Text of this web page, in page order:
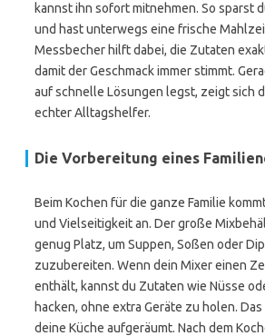
kannst ihn sofort mitnehmen. So sparst
und hast unterwegs eine frische
Messbecher hilft dabei, die Zutaten
damit der Geschmack immer stimmt.
auf schnelle Lösungen legst, zeigt sich
echter Alltagshelfer.
Die Vorbereitung eines
Beim Kochen für die ganze Familie
und Vielseitigkeit an. Der große
genug Platz, um Suppen, Soßen oder
zuzubereiten. Wenn dein Mixer einen
enthält, kannst du Zutaten wie Nüsse
hacken, ohne extra Geräte zu holen.
deine Küche aufgeräumt. Nach dem